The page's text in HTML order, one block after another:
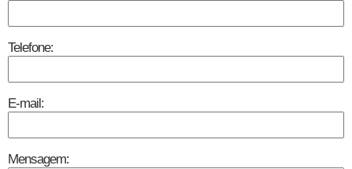
Telefone:
E-mail:
Mensagem: